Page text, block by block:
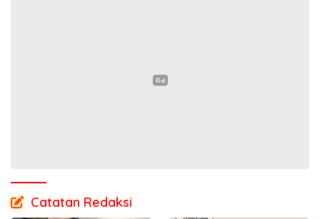
Catatan Redaksi